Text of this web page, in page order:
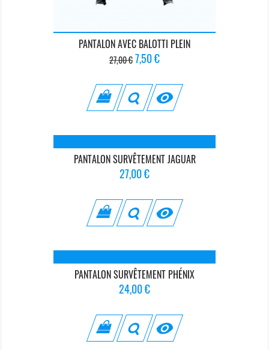
PANTALON AVEC BALOTTI PLEIN
Prix
de
base
27,00 €Prix
7,50 €

PANTALON SURVÊTEMENT JAGUAR
Prix
27,00 €

PANTALON SURVÊTEMENT PHÉNIX
Prix
24,00 €
